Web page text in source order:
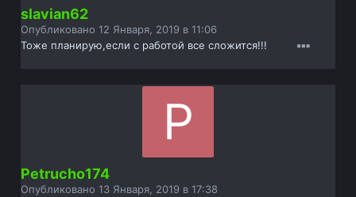
slavian62
Опубликовано12 Января, 2019 в 11:06
Тоже планирую,если с работой все сложится!!!
Petrucho174
Опубликовано13 Января, 2019 в 17:38